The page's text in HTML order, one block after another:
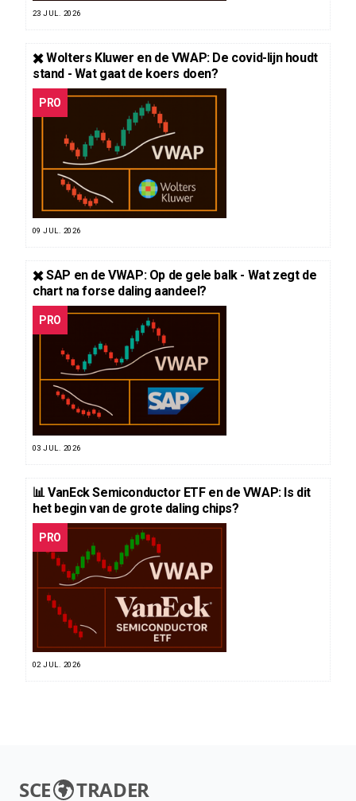
23 JUL. 2026
✖️ Wolters Kluwer en de VWAP: De covid-lijn houdt
stand - Wat gaat de koers doen?
PRO
09 JUL. 2026
✖️ SAP en de VWAP: Op de gele balk - Wat zegt de
chart na forse daling aandeel?
PRO
03 JUL. 2026
📊 VanEck Semiconductor ETF en de VWAP: Is dit
het begin van de grote daling chips?
PRO
02 JUL. 2026
SCE TRADER